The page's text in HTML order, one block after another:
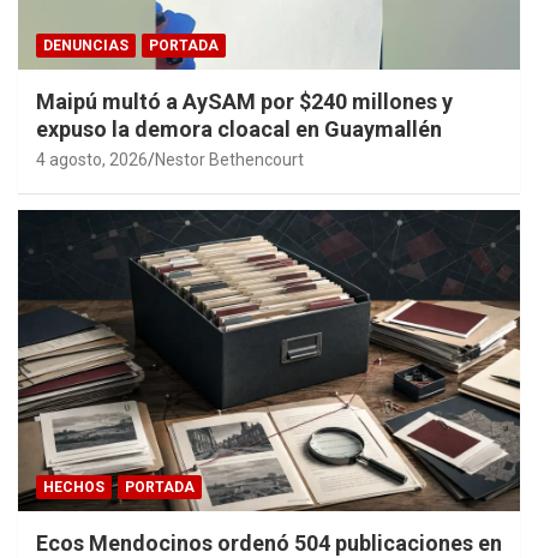
DENUNCIAS PORTADA
Maipú multó a AySAM por $240 millones y
expuso la demora cloacal en Guaymallén
4 agosto, 2026 Nestor Bethencourt
HECHOS PORTADA
Ecos Mendocinos ordenó 504 publicaciones en